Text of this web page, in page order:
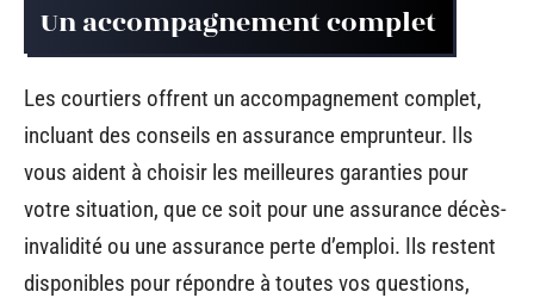
Un accompagnement complet
Les courtiers offrent un accompagnement complet,
incluant des conseils en assurance emprunteur. Ils
vous aident à choisir les meilleures garanties pour
votre situation, que ce soit pour une assurance décès-
invalidité ou une assurance perte d’emploi. Ils restent
disponibles pour répondre à toutes vos questions,